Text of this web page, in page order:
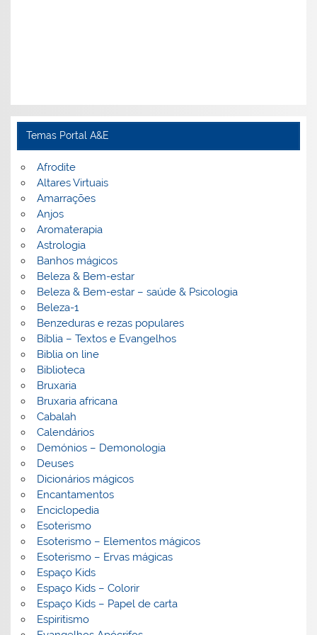
Temas Portal A&E
Afrodite
Altares Virtuais
Amarrações
Anjos
Aromaterapia
Astrologia
Banhos mágicos
Beleza & Bem-estar
Beleza & Bem-estar – saúde & Psicologia
Beleza-1
Benzeduras e rezas populares
Bíblia – Textos e Evangelhos
Biblia on line
Biblioteca
Bruxaria
Bruxaria africana
Cabalah
Calendários
Demónios – Demonologia
Deuses
Dicionários mágicos
Encantamentos
Enciclopedia
Esoterismo
Esoterismo – Elementos mágicos
Esoterismo – Ervas mágicas
Espaço Kids
Espaço Kids – Colorir
Espaço Kids – Papel de carta
Espiritismo